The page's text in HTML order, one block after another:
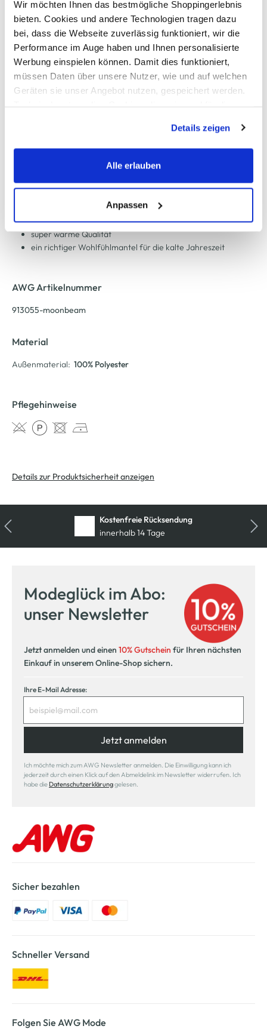
Wir möchten Ihnen das bestmögliche Shoppingerlebnis
bieten. Cookies und andere Technologien tragen dazu
bei, dass die Webseite zuverlässig funktioniert, wir die
Performance im Auge haben und Ihnen personalisierte
Werbung einspielen können. Damit dies funktioniert,
müssen Daten über unsere Nutzer, wie und auf welchen
Geräten sie unser Angebot nutzen, gespeichert werden.
werden, werden bei der Nutzung der Webseite auf jeden
Fall gesetzt. Cookies von Drittanbietern für Analyse- oder
Trackingzwecke werden nur dann aktiviert, wenn Sie das
erlauben" bzw. "Alle erlauben" klicken. Mehr dazu
(einschließlich der Möglichkeit, die Einwilligungserklärung
zu ändern oder zu widerrufen) erfahren Sie in unserem
Cookie-Hinweisbzw. derDatenschutzerklärung.
Details zeigen
Alle erlauben
Anpassen
Kostenfreie Rücksendung innerhalb 14 Tage
Kostenlose Filiallieferung in Ihre Wunschfiliale
Zur Wunschliste hinzufügen
durchgehender Reißverschluss geht in Stehkragen über
angesetzte Kapuze mit Kordelband
seitlich verlaufende Reißverschlüsse am Saumende
zwei Eingrifftaschen
super warme Qualität
ein richtiger Wohlfühlmantel für die kalte Jahreszeit
AWG Artikelnummer
913055-moonbeam
Material
Außenmaterial: 100% Polyester
Pflegehinweise
Details zur Produktsicherheit anzeigen
Kostenfreie Rücksendung
innerhalb 14 Tage
Modeglück im Abo:
unser Newsletter
Jetzt anmelden und einen 10% Gutschein für Ihren nächsten
Einkauf in unserem Online-Shop sichern.
Ihre E-Mail Adresse:
Jetzt anmelden
Ich möchte mich zum AWG Newsletter anmelden. Die Einwilligung kann ich
jederzeit durch einen Klick auf den Abmeldelink im Newsletter widerrufen. Ich
habe die Datenschutzerklärunggelesen.
Sicher bezahlen
Schneller Versand
Folgen Sie AWG Mode